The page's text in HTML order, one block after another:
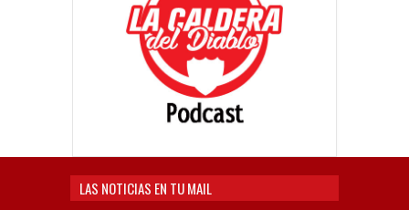
LAS NOTICIAS EN TU MAIL